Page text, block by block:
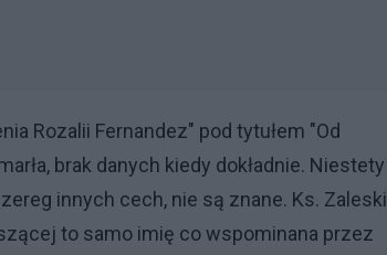
Rozalii Fernandez" pod tytułem "Od
brak danych kiedy dokładnie. Niestety
innych cech, nie są znane. Ks. Zaleski
to samo imię co wspominana przez